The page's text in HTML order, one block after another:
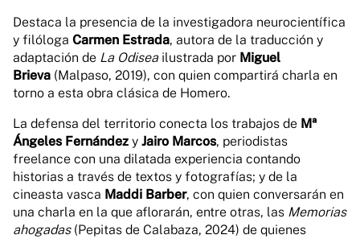
Destaca la presencia de la investigadora neurocientífica
y filóloga Carmen Estrada, autora de la traducción y
adaptación de La Odiseailustrada por Miguel
Brieva (Malpaso, 2019), con quien compartirá charla en
torno a esta obra clásica de Homero.
La defensa del territorio conecta los trabajos de Mª
Ángeles Fernández y Jairo Marcos, periodistas
freelance con una dilatada experiencia contando
historias a través de textos y fotografías; y de la
cineasta vasca Maddi Barber, con quien conversarán en
una charla en la que aflorarán, entre otras, las Memorias
ahogadas(Pepitas de Calabaza, 2024) de quienes